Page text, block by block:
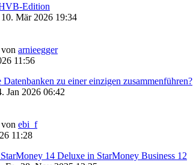
Edition
Mär 2026 19:34
von arnieegger
11:56
zu einer einzigen zusammenführen?
Jan 2026 06:42
von ebi_f
11:28
14 Deluxe in StarMoney Business 12